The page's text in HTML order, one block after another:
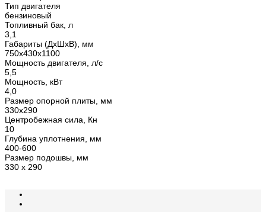
Тип двигателя
бензиновый
Топливный бак, л
3,1
Габариты (ДхШхВ), мм
750x430x1100
Мощность двигателя, л/с
5,5
Мощность, кВт
4,0
Размер опорной плиты, мм
330х290
Центробежная сила, Кн
10
Глубина уплотнения, мм
400-600
Размер подошвы, мм
330 х 290